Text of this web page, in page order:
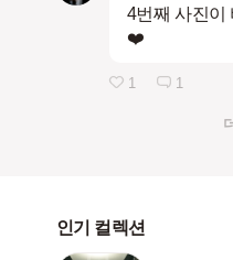
4번째 사진
❤️
1 1
인기 컬렉션